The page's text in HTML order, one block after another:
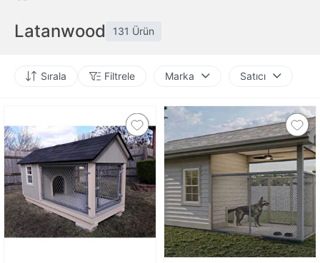
Latanwood 131 Ürün
Sırala Filtrele Marka Satıcı